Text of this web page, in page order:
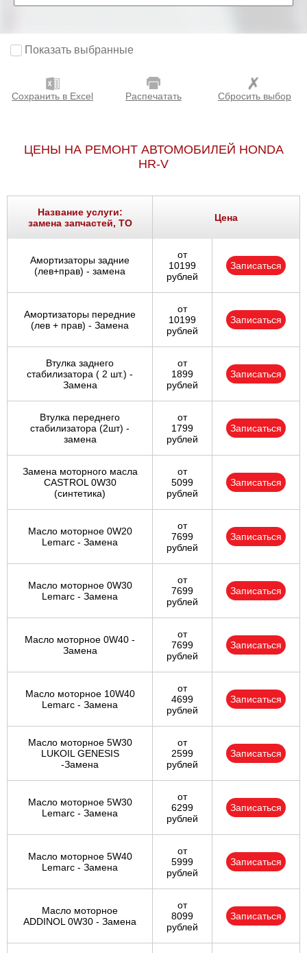
Показать выбранные
Сохранить в Excel Распечатать Сбросить выбор
ЦЕНЫ НА РЕМОНТ АВТОМОБИЛЕЙ HONDA
HR-V
Название услуги:
замена запчастей, ТО
Цена
Амортизаторы задние
(лев+прав) - замена
от
10199
рублей
Записаться
Амортизаторы передние
(лев + прав) - Замена
от
10199
рублей
Записаться
Втулка заднего
стабилизатора ( 2 шт.) -
Замена
от
1899
рублей
Записаться
Втулка переднего
стабилизатора (2шт) -
замена
от
1799
рублей
Записаться
Замена моторного масла
CASTROL 0W30
(синтетика)
от
5099
рублей
Записаться
Масло моторное 0W20
Lemarc - Замена
от
7699
рублей
Записаться
Масло моторное 0W30
Lemarc - Замена
от
7699
рублей
Записаться
Масло моторное 0W40 -
Замена
от
7699
рублей
Записаться
Масло моторное 10W40
Lemarc - Замена
от
4699
рублей
Записаться
Масло моторное 5W30
LUKOIL GENESIS
-Замена
от
2599
рублей
Записаться
Масло моторное 5W30
Lemarc - Замена
от
6299
рублей
Записаться
Масло моторное 5W40
Lemarc - Замена
от
5999
рублей
Записаться
Масло моторное
ADDINOL 0W30 - Замена
от
8099
рублей
Записаться